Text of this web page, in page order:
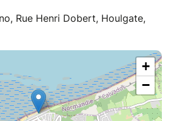
Rue Henri Dobert, Houlgate,
+
−